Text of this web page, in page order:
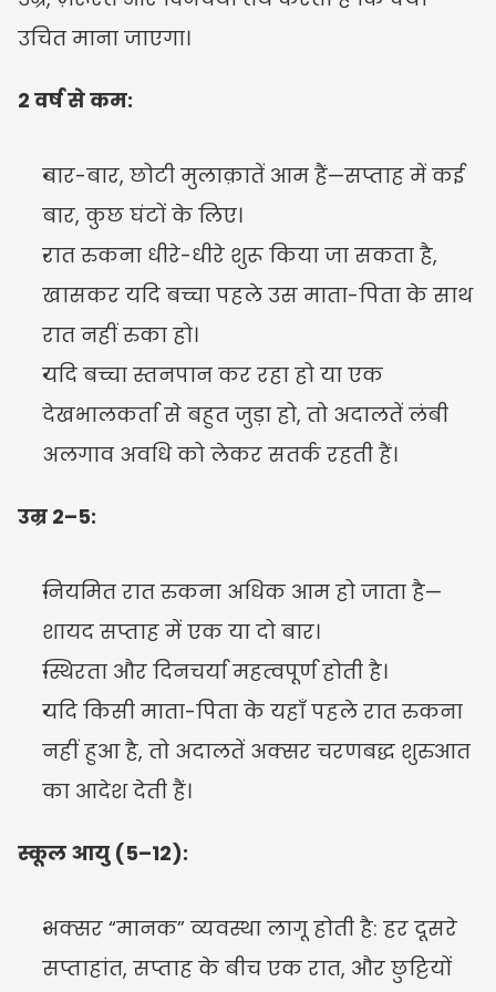
उचित माना जाएगा।
2 वर्ष से कम:
बार-बार, छोटी मुलाक़ातें आम हैं—सप्ताह में कई
बार, कुछ घंटों के लिए।
रात रुकना धीरे-धीरे शुरू किया जा सकता है,
खासकर यदि बच्चा पहले उस माता-पिता के साथ
रात नहीं रुका हो।
यदि बच्चा स्तनपान कर रहा हो या एक
देखभालकर्ता से बहुत जुड़ा हो, तो अदालतें लंबी
अलगाव अवधि को लेकर सतर्क रहती हैं।
उम्र 2–5:
नियमित रात रुकना अधिक आम हो जाता है—
शायद सप्ताह में एक या दो बार।
स्थिरता और दिनचर्या महत्वपूर्ण होती है।
यदि किसी माता-पिता के यहाँ पहले रात रुकना
नहीं हुआ है, तो अदालतें अक्सर चरणबद्ध शुरुआत
का आदेश देती हैं।
स्कूल आयु (5–12):
अक्सर “मानक” व्यवस्था लागू होती है: हर दूसरे
सप्ताहांत, सप्ताह के बीच एक रात, और छुट्टियों